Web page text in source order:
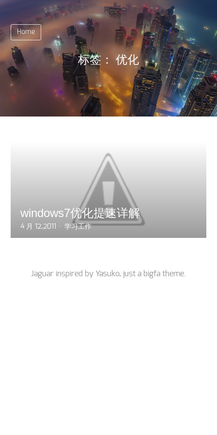
Home
标签：优化
windows7优化提速详解
4 月 12,2011 学习工作
Jaguar inspired by Yasuko, just a bigfa theme.